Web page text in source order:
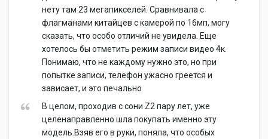
нету там 23 мегапикселей. Сравнивала с
флагманами китайцев с камерой по 16мп, могу
сказать, что особо отличий не увидела. Еще
хотелось бы отметить режим записи видео 4к.
Понимаю, что не каждому нужно это, но при
попытке записи, телефон ужасно греется и
зависает, и это печально
В целом, проходив с сони Z2 пару лет, уже
целенаправленно шла покупать именно эту
модель.Взяв его в руки, поняла, что особых